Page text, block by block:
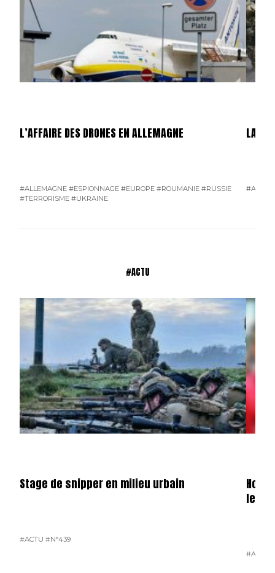
L’AFFAIRE DES DRONES EN ALLEMAGNE
#ALLEMAGNE #ESPIONNAGE #EUROPE #ROUMANIE #RUSSIE
#TERRORISME #UKRAINE
LA
#ACTU
Stage de snipper en milieu urbain
#ACTU #N°439
le
#ACTU